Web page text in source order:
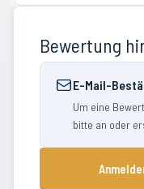
Bewertung
E-Mail-
Um eine
bitte an oder